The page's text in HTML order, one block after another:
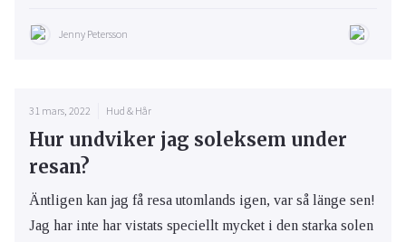
Jenny Petersson
31 mars, 2022 Hud & Hår
Hur undviker jag soleksem under
resan?
Äntligen kan jag få resa utomlands igen, var så länge sen!
Jag har inte har vistats speciellt mycket i den starka solen